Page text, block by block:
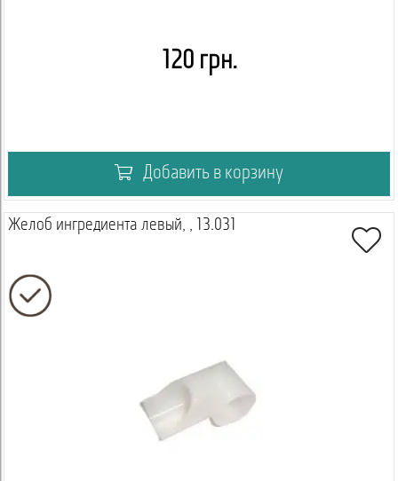
120 грн.
Добавить в корзину
Желоб ингредиента левый, , 13.031